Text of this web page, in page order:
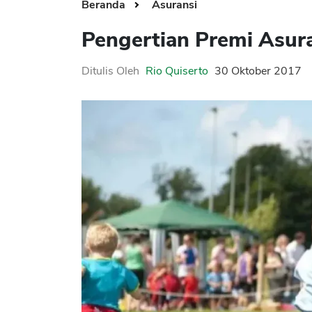
Beranda Asuransi
Pengertian Premi
Ditulis Oleh Rio Quiserto 30 Oktober 2017